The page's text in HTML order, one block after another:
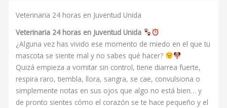
Veterinaria 24 horas en Juventud Unida
Veterinaria 24 horas en Juventud Unida
¿Alguna vez has vivido ese momento de miedo en el que tu
mascota se siente mal y no sabes qué hacer?
Quizá empieza a vomitar sin control, tiene diarrea fuerte,
respira raro, tiembla, llora, sangra, se cae, convulsiona o
simplemente notas en sus ojos que algo no está bien… y
de pronto sientes cómo el corazón se te hace pequeño y el